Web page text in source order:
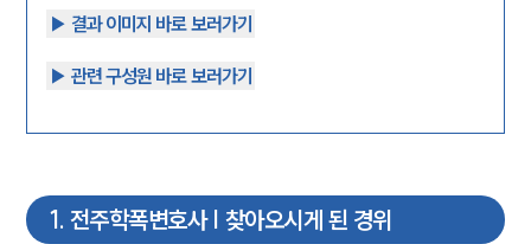
▶︎ 결과 이미지 바로 보러가기
▶︎ 관련 구성원 바로 보러가기
1. 전주학폭변호사 | 찾아오시게 된 경위